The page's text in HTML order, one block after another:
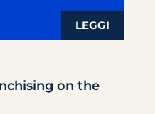
on the